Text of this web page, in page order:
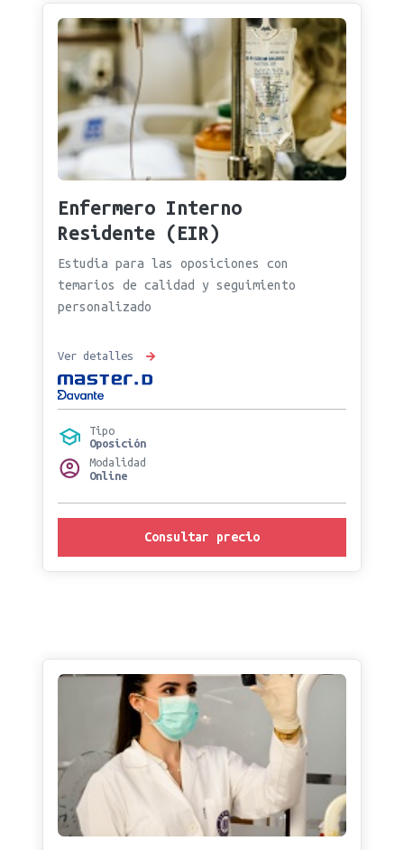
Enfermero Interno
Residente (EIR)
Estudia para las oposiciones con
temarios de calidad y seguimiento
personalizado
Ver detalles
Tipo
Oposición
Modalidad
Online
Consultar precio